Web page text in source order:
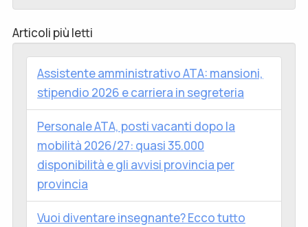
Articoli più letti
Assistente amministrativo ATA: mansioni,
stipendio 2026 e carriera in segreteria
Personale ATA, posti vacanti dopo la
mobilità 2026/27: quasi 35.000
disponibilità e gli avvisi provincia per
provincia
Vuoi diventare insegnante? Ecco tutto